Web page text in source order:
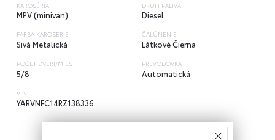
KAROSÉRIA
MPV (minivan)
DRUH PALIVA
Diesel
FARBA KAROSÉRIE
Sivá Metalická
ČALÚNENIE
Látkové Čierna
POČET DVERÍ/MIEST
5/8
PREVODOVKA
Automatická
VIN
YARVNFC14RZ138336